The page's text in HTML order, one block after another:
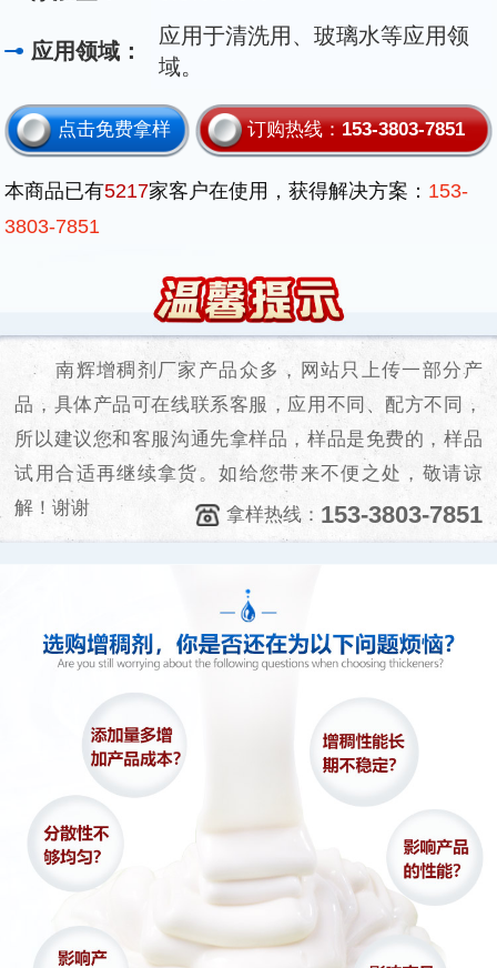
应用领域：
应用于清洗用、玻璃水等应用领
域。
点击免费拿样 订购热线：153-3803-7851
本商品已有5217家客户在使用，获得解决方案： 153-
3803-7851
南辉增稠剂厂家产品众多，网站只上传一部分产
品，具体产品可在线联系客服，应用不同、配方不同，
所以建议您和客服沟通先拿样品，样品是免费的，样品
试用合适再继续拿货。如给您带来不便之处，敬请谅
解！谢谢
拿样热线： 153-3803-7851